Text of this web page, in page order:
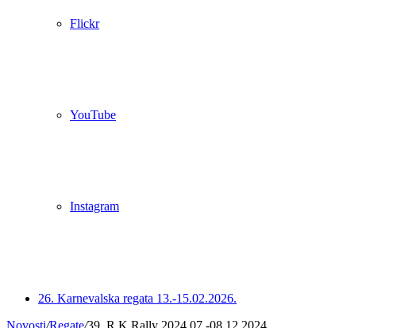
Flickr
YouTube
Instagram
26. Karnevalska regata 13.-15.02.2026.
Novosti/Regate/39. R K Rally 2024 07.-08.12.2024.